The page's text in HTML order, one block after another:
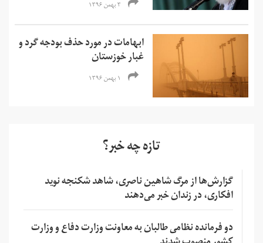
۳ بهمن ۱۳۹۶
ابهامات در مورد حذف بودجه گرد و
غبار خوزستان
۱ بهمن ۱۳۹۶
تازه چه خبر؟
گزارش‌ها از مرگ شاهین ناصری، شاهد شکنجه نوید
افکاری، در زندان خبر می‌دهند
دو فرمانده نظامی طالبان به معاونت وزارت دفاع و وزارت